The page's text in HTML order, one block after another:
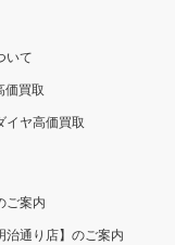
いて
価買取
イヤ高価買取
ご案内
治通り店】のご案内